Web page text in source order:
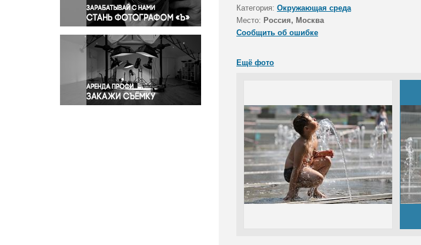
Происшествия и конфликты
Религия
Светская жизнь
Спорт
Экология
Экономика и бизнес
Категория: Окружающая среда
Место: Россия, Москва
Сообщить об ошибке
Ещё фото